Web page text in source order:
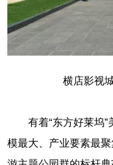
横店影视
有着“东方好莱坞
模最大、产业要素最